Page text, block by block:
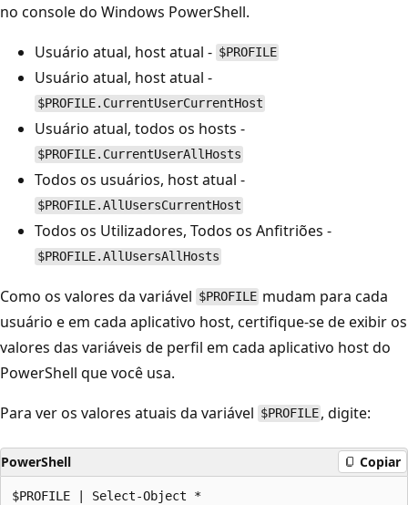
no console do Windows PowerShell.
Usuário atual, host atual - $PROFILE
Usuário atual, host atual -
$PROFILE.CurrentUserCurrentHost
Usuário atual, todos os hosts -
$PROFILE.CurrentUserAllHosts
Todos os usuários, host atual -
$PROFILE.AllUsersCurrentHost
Todos os Utilizadores, Todos os Anfitriões -
$PROFILE.AllUsersAllHosts
Como os valores da variável $PROFILE mudam para cada
usuário e em cada aplicativo host, certifique-se de exibir os
valores das variáveis de perfil em cada aplicativo host do
PowerShell que você usa.
Para ver os valores atuais da variável $PROFILE , digite:
PowerShell Copiar